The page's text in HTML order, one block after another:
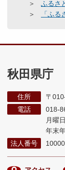
ふるさ
「ふ
秋田県庁
住所
〒
電話
018-
月曜
年末
法人番号